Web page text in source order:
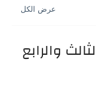
والرابع